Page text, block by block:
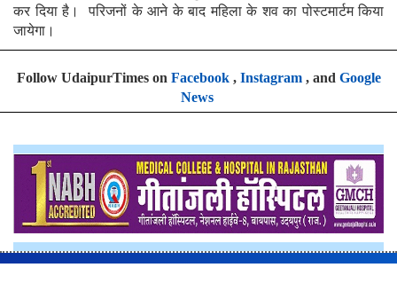
कर दिया है। परिजनों के आने के बाद महिला के शव का पोस्टमार्टम किया
जायेगा।
Follow UdaipurTimes on Facebook, Instagram, and Google
News